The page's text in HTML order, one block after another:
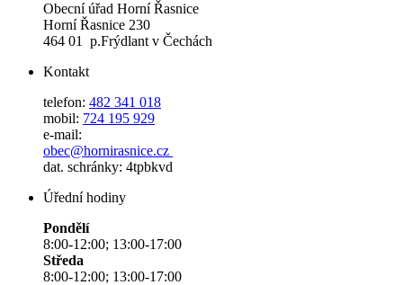
Obecní úřad Horní Řasnice
Horní Řasnice 230
464 01 p.Frýdlant v Čechách
Kontakt
telefon: 482 341 018
mobil: 724 195 929
e-mail:
obec@hornirasnice.cz
dat. schránky: 4tpbkvd
Úřední hodiny
Pondělí
8:00-12:00; 13:00-17:00
Středa
8:00-12:00; 13:00-17:00